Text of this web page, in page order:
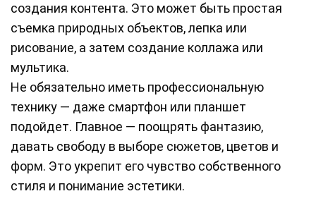
создания контента. Это может быть простая
съемка природных объектов, лепка или
рисование, а затем создание коллажа или
мультика.
Не обязательно иметь профессиональную
технику — даже смартфон или планшет
подойдет. Главное — поощрять фантазию,
давать свободу в выборе сюжетов, цветов и
форм. Это укрепит его чувство собственного
стиля и понимание эстетики.